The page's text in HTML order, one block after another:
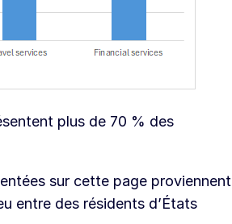
plus de 70 % des
sur cette page proviennent
entre des résidents d’États